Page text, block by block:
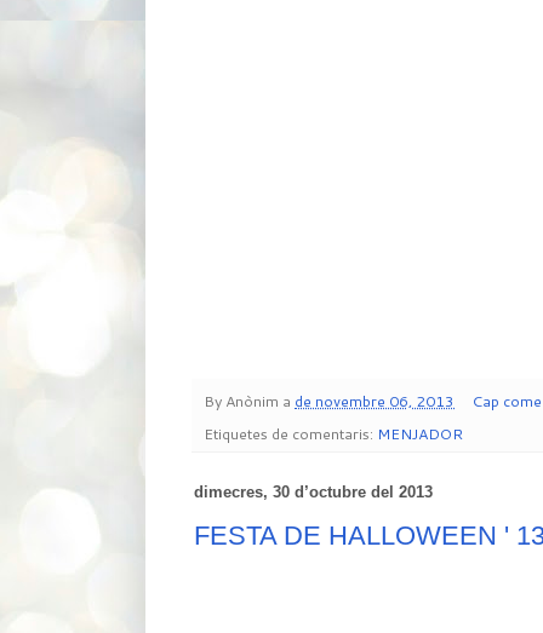
By Anònim a de novembre 06, 2013
Cap
Etiquetes de comentaris: MENJADOR
dimecres, 30 d’octubre del 2013
FESTA DE HALLOWEEN '